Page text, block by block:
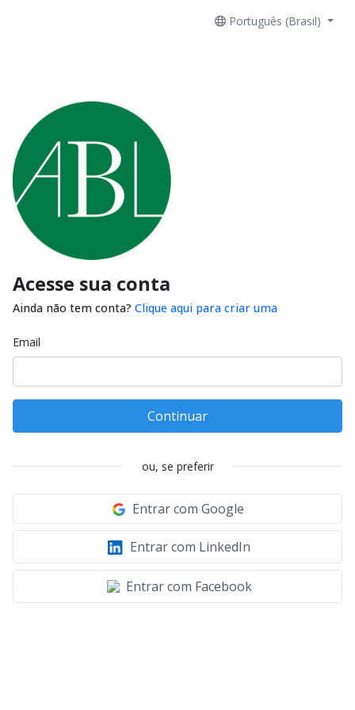
Português (Brasil)
Acesse sua conta
Ainda não tem conta? Clique aqui para criar uma
Email
Continuar
ou, se preferir
Entrar com Google
Entrar com LinkedIn
Entrar com Facebook